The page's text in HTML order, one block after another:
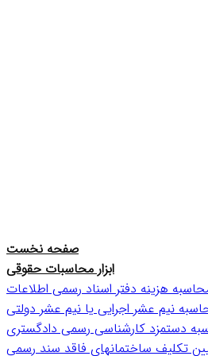
صفحه نخست
ابزار محاسبات حقوقی
هزینه دفتر اسناد رسمی اطلاعات
نیم عشر اجرایی یا نیم عشر دولتی
دستمزد کارشناسی رسمی دادگستری
تکلیف ساختمانهای فاقد سند رسمی